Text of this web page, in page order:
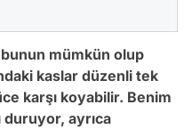
bunun mümkün olup
kaslar düzenli tek
karşı koyabilir. Benim
duruyor, ayrıca